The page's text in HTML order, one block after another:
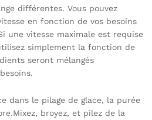
différentes. Vous pouvez
en fonction de vos besoins
une vitesse maximale est requise
simplement la fonction de
seront mélangés
dans le pilage de glace, la purée
broyez, et pilez de la